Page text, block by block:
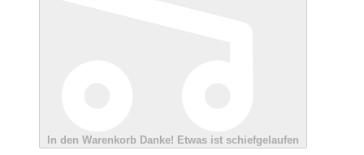
In den Warenkorb Danke! Etwas ist schiefgelaufen